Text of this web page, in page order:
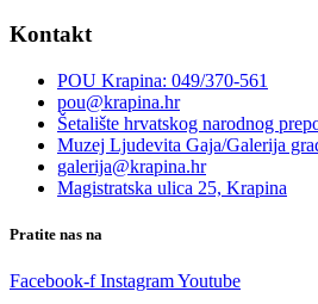
Kontakt
POU Krapina: 049/370-561
pou@krapina.hr
Šetalište hrvatskog narodnog
Muzej Ljudevita Gaja/Galerija
galerija@krapina.hr
Magistratska ulica 25, Krapina
Pratite nas na
Facebook-f InstagramYoutube